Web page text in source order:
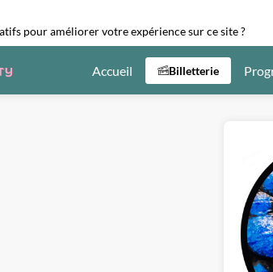
Accueil Billetterie
pour améliorer votre expérience sur ce site ?